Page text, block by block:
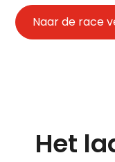
Naar de race
Het